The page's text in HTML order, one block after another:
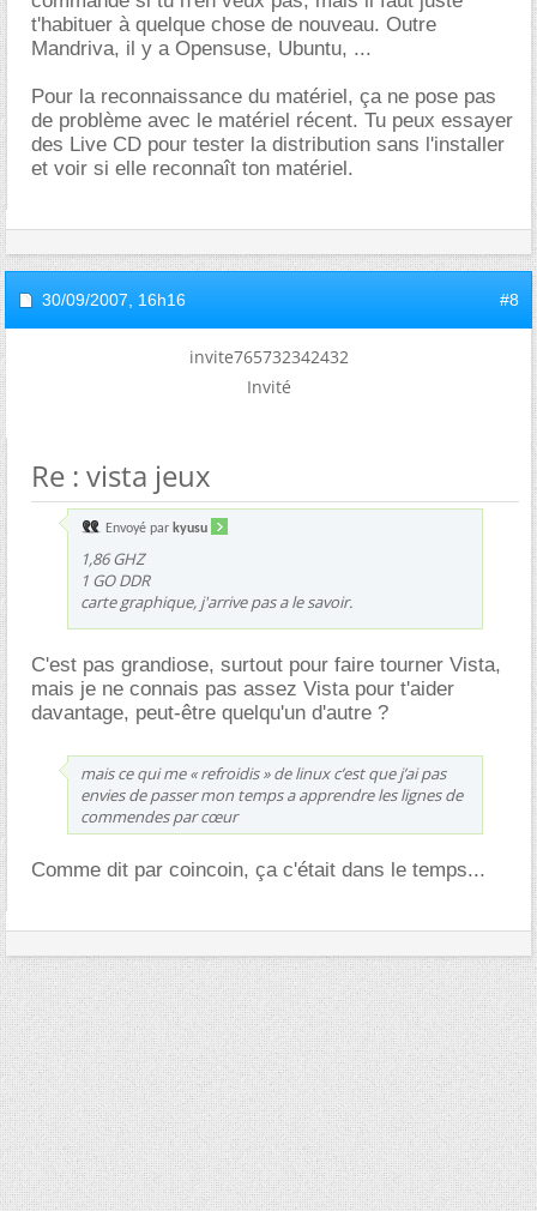
t'habituer à quelque chose de nouveau. Outre
Mandriva, il y a Opensuse, Ubuntu, ...
Pour la reconnaissance du matériel, ça ne pose pas
de problème avec le matériel récent. Tu peux essayer
des Live CD pour tester la distribution sans l'installer
et voir si elle reconnaît ton matériel.
30/09/2007, 16h16 #8
invite765732342432
Invité
Re : vista jeux
Envoyé par kyusu
1,86 GHZ
1 GO DDR
carte graphique, j'arrive pas a le savoir.
C'est pas grandiose, surtout pour faire tourner Vista,
mais je ne connais pas assez Vista pour t'aider
davantage, peut-être quelqu'un d'autre ?
mais ce qui me « refroidis » de linux c’est que j’ai pas
envies de passer mon temps a apprendre les lignes de
commendes par cœur
Comme dit par coincoin, ça c'était dans le temps...